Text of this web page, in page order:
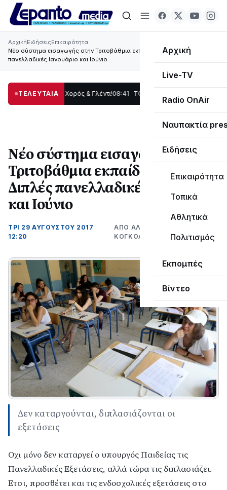
Αρχική
Live-TV
Radio OnAir
Ναυπακτία
Ειδήσεις
Επικαιρότητα
Τοπικά
Αθλητικά
Πολιτισμός
Εκπομπές
Βίντεο
ΑρχικήΕιδήσειςΕπικαιρότητα
Νέο σύστημα εισαγωγής στην Τριτοβάθμια εκπαίδευση: Διπλές
πανελλαδικές Ιανουάριο και Ιούνιο
ΤΕΛΕΥΤΑΙΑ
Χορός & Γλέντι!08:41 ΤΟ ΠΑΡΤΥ ΣΥΝΕΧΙΖΕΤΑΙ…
Νέο σύστημα εισαγωγής στην
Τριτοβάθμια εκπαίδευση:
Διπλές πανελλαδικές Ιανουάριο
και Ιούνιο
ΤΡΊ 29 ΑΥΓΟΎΣΤΟΥ 2017
12:20
ΑΠΌ ΑΛΈΞΑΝΔΡΟΣ
ΚΟΓΚΌΛΗΣ
Δεν καταργούνται, διπλασιάζονται οι
εξετάσεις
Οχι μόνο δεν καταργεί ο υπουργός Παιδείας τις
Πανελλαδικές Εξετάσεις, αλλά τώρα τις διπλασιάζει.
Ετσι, προσθέτει και τις ενδοσχολικές εξετάσεις στο